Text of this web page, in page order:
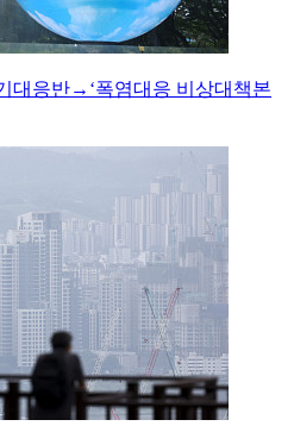
대응반→‘폭염대응 비상대책본